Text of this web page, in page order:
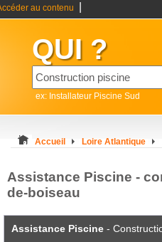
au contenu
QUI ?
ex: Installateur Piscine Sud
Accueil Loire Atlantique
Assistance Piscine -
de-boiseau
Assistance Piscine -